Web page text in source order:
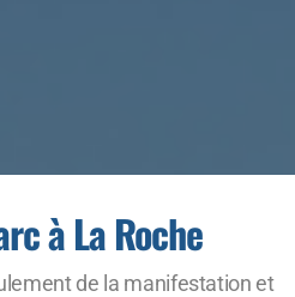
à La Roche
de la manifestation et